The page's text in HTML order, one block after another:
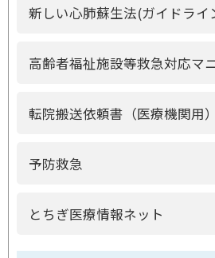
新しい心肺蘇生法(ガイドライ
高齢者福祉施設等救急対応マ
転院搬送依頼書（医療機関用）
予防救急
とちぎ医療情報ネット